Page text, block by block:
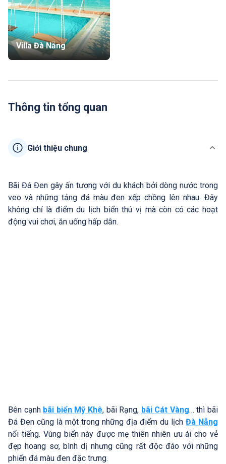
Villa Đà Nẵng
Thông tin tổng quan
Giới thiệu chung
Bãi Đá Đen gây ấn tượng với du khách bởi dòng nước trong
veo và những tảng đá màu đen xếp chồng lên nhau. Đây
không chỉ là điểm du lịch biển thú vị mà còn có các hoạt
động vui chơi, ăn uống hấp dẫn.
Bên cạnh bãi biển Mỹ Khê, bãi Rạng, bãi Cát Vàng… thì bãi
Đá Đen cũng là một trong những địa điểm du lịch Đà Nẵng
nổi tiếng. Vùng biển này được mẹ thiên nhiên ưu ái cho vẻ
đẹp hoang sơ, bình dị nhưng cũng rất độc đáo với những
phiến đá màu đen đặc trưng.